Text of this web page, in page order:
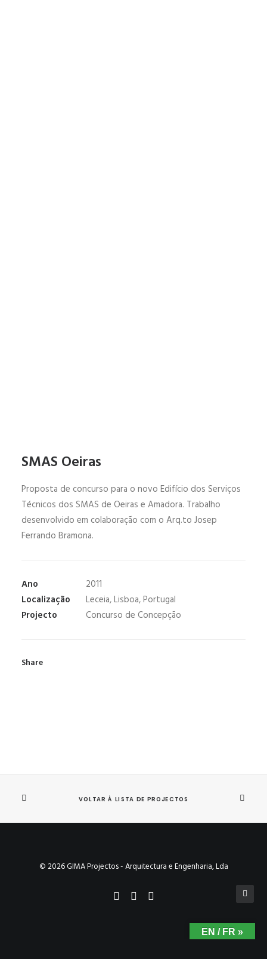
SMAS Oeiras
Proposta de concurso para o novo Edifício dos Serviços
Técnicos dos SMAS de Oeiras e Amadora. Trabalho
desenvolvido em colaboração com o Arq.to Josep
Ferrando Bramona.
Ano
2011
Localização
Leceia, Lisboa, Portugal
Projecto
Concurso de Concepção
Share
VOLTAR À LISTA DE PROJECTOS
© 2026 GIMA Projectos - Arquitectura e Engenharia, Lda
EN / FR »